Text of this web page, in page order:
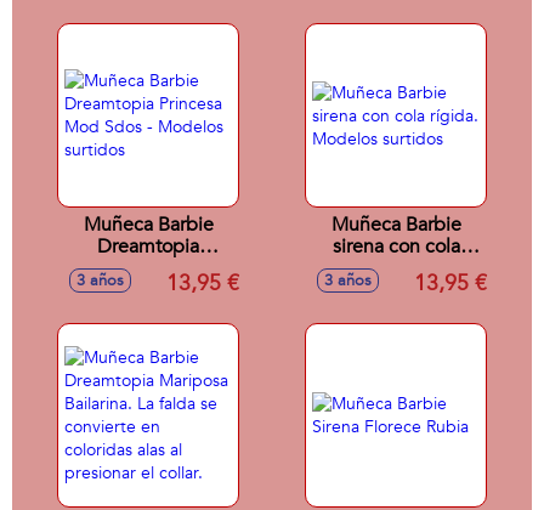
Muñeca Barbie
Dreamtopia
Princesa Mod Sdos
- Modelos surtidos
3 años 13,95 €
Muñeca Barbie
sirena con cola
rígida. Modelos
surtidos
3 años 13,95 €